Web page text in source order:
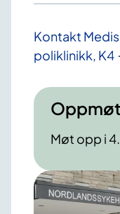
Kontakt
poliklinikk, K4
Møt opp i